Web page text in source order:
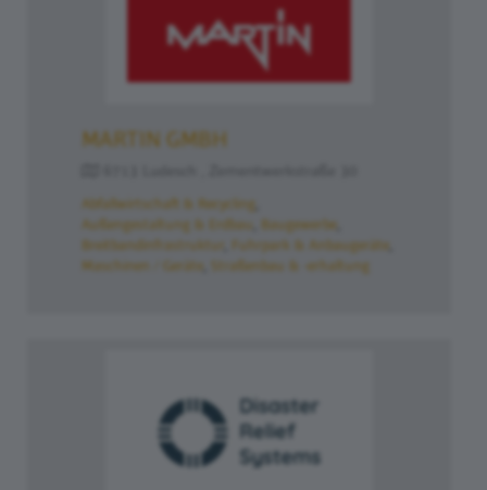
MARTIN GMBH
Abfallwirtschaft & Recycling
Außengestaltung & Erdbau
Baugewerbe
Breitbandinfrastruktur
Fuhrpark & Anbaugeräte
Maschinen / Geräte
Straßenbau & -erhaltung